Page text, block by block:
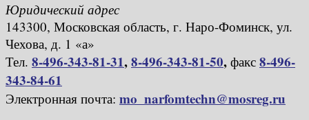
Юридический адрес
143300, Московская область, г. Наро-Фоминск, ул.
Чехова, д. 1 «а»
Тел. 8-496-343-81-31,8-496-343-81-50, факс 8-496-
343-84-61
Электронная почта: mo_narfomtechn@mosreg.ru